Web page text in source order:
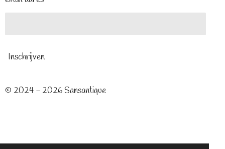
Inschrijven
© 2024 - 2026 Sansantique